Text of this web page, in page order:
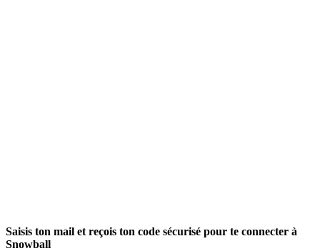
Saisis ton mail et reçois ton code sécurisé pour te connecter à
Snowball